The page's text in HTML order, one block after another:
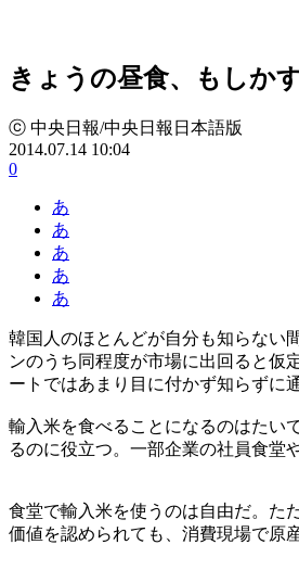
きょうの昼食、もしか
ⓒ 中央日報/中央日報日本語版
2014.07.14 10:04
0
あ
あ
あ
あ
あ
韓国人のほとんどが自分も知らない
ンのうち同程度が市場に出回ると仮
ートではあまり目に付かず知らずに
輸入米を食べることになるのはたい
るのに役立つ。一部企業の社員食堂
食堂で輸入米を使うのは自由だ。た
価値を認められても、消費現場で原